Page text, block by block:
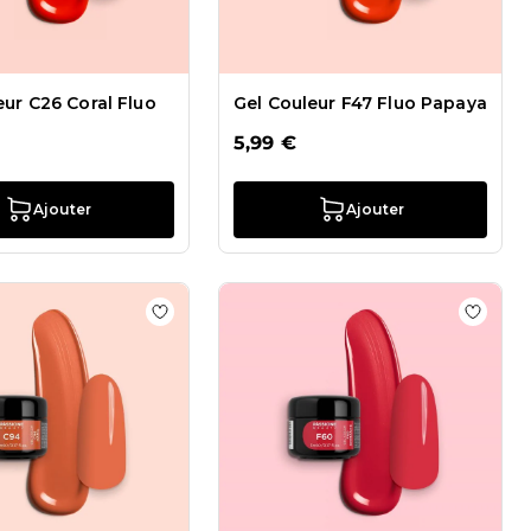
C26 Coral Fluo
Ajouter
Gel Couleur F47 Fluo Papaya
5,99 €
Ajouter
souhaits Gel couleur C87 MeravigliaAjouter à la liste de souhaits Gel couleur